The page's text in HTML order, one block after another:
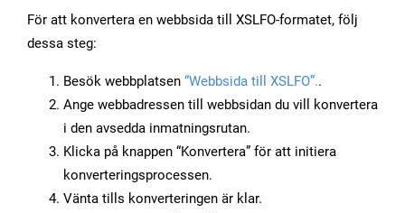
För att konvertera en webbsida till XSLFO-formatet, följ
dessa steg:
Besök webbplatsen “Webbsida till XSLFO”..
Ange webbadressen till webbsidan du vill konvertera
i den avsedda inmatningsrutan.
Klicka på knappen “Konvertera” för att initiera
konverteringsprocessen.
Vänta tills konverteringen är klar.